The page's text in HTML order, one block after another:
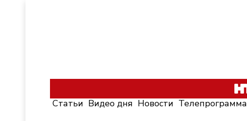
Статьи Видео дня Новости Телепрограмма